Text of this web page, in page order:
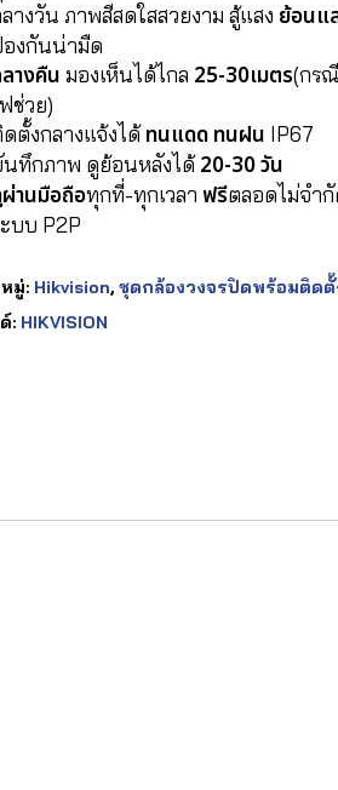
างวัน ภาพสีสดใสสวยงาม สู้แสง ย้อนแ
งกันน่ามืด
างคืน มองเห็นได้ไกล 25-30เมตร(กร
ช่วย)
ตั้งกลางแจ้งได้ทนแดด ทนฝน IP67
ทึกภาพ ดูย้อนหลังได้20-30 วัน
านมือถือทุกที่-ทุกเวลาฟรีตลอดไม่จำ
บบ P2P
มู่: Hikvision,ชุดกล้องวงจรปิดพร้อมติด
: HIKVISION